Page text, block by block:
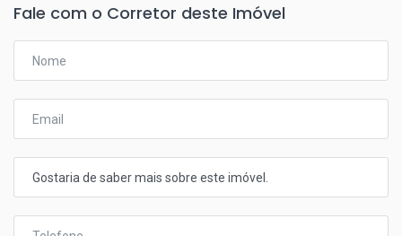
Fale com o Corretor deste Imóvel